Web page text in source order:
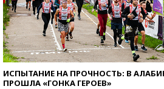
ИСПЫТАНИЕ НА ПРОЧНОСТЬ: В
ПРОШЛА «ГОНКА ГЕРОЕВ»